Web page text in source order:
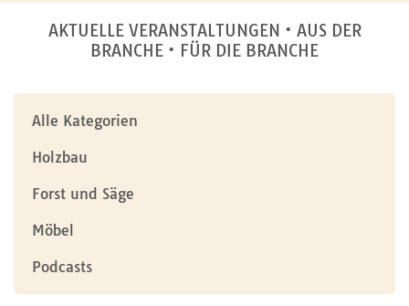
AKTUELLE VERANSTALTUNGEN • AUS DER
BRANCHE • FÜR DIE BRANCHE
Alle Kategorien
Holzbau
Forst und Säge
Möbel
Podcasts